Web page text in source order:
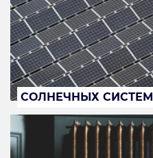
СОЛНЕЧНЫХ СИСТЕМ